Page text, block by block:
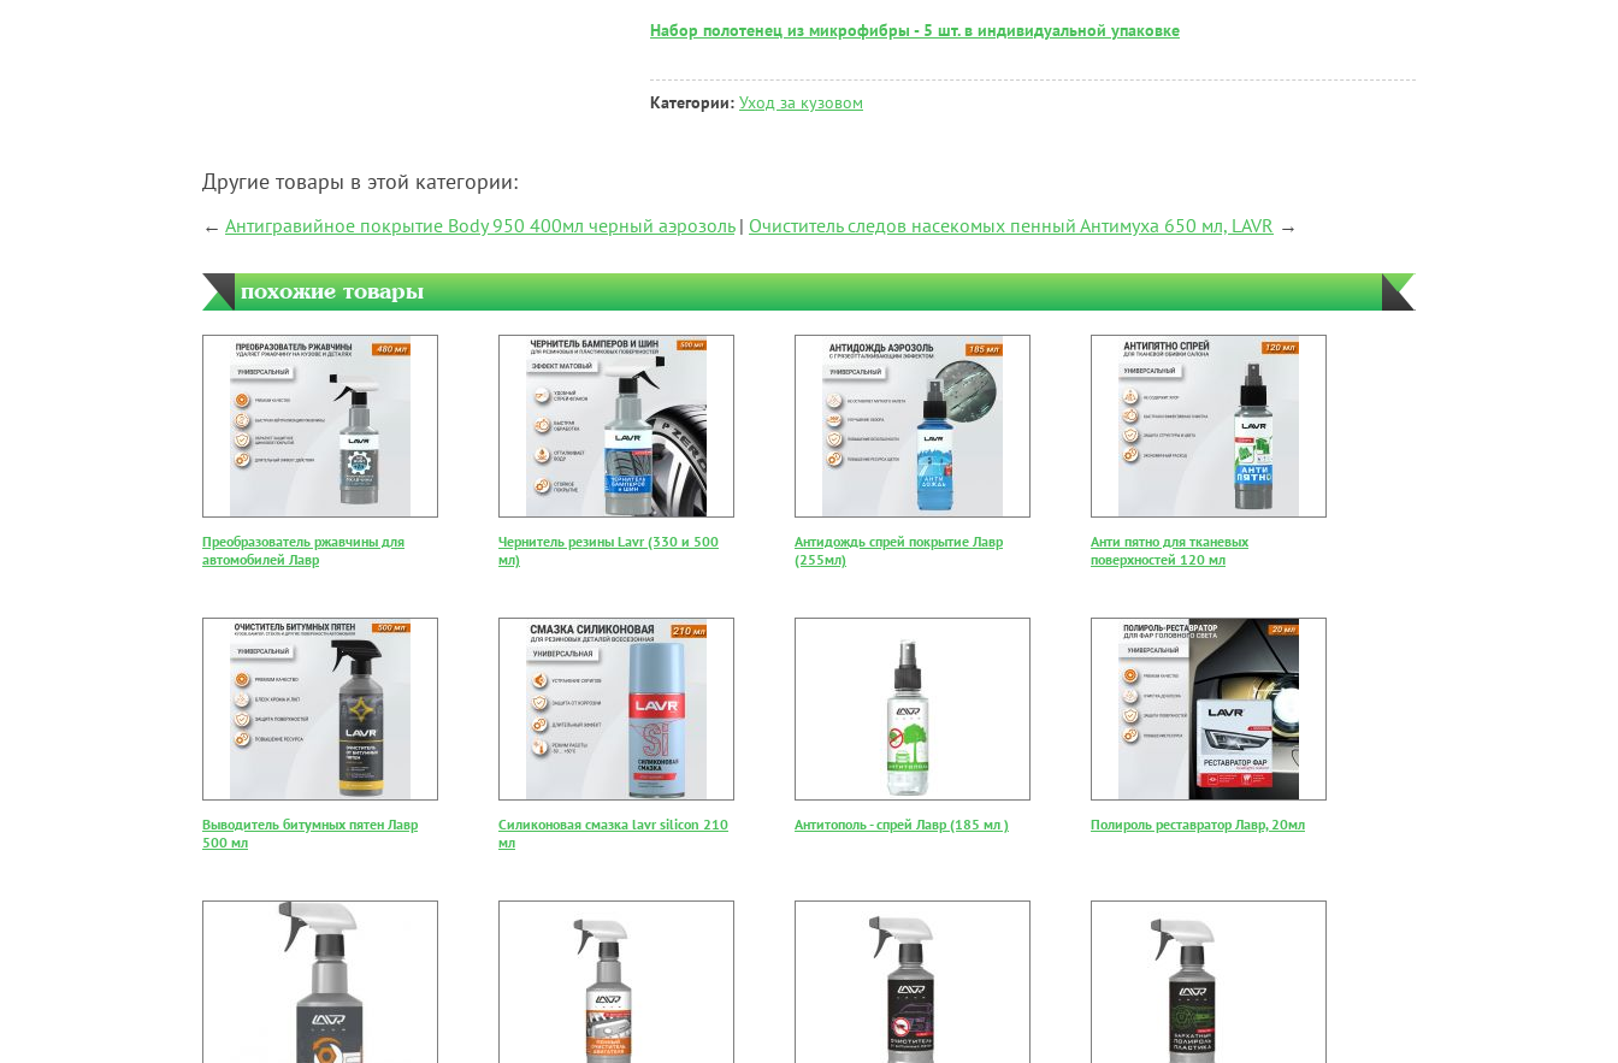
Набор полотенец из микрофибры - 5 шт. в индивидуальной упаковке
Категории: Уход за кузовом
Другие товары в этой категории:
← Антигравийное покрытие Body 950 400мл черный аэрозоль| Очиститель следов насекомых пенный Антимуха 650 мл, LAVR →
похожие товары
Преобразователь ржавчины для
автомобилей Лавр
Чернитель резины Lavr (330 и 500
мл)
Антидождь спрей покрытие Лавр
(255мл)
Анти пятно для тканевых
поверхностей 120 мл
Выводитель битумных пятен Лавр
500 мл
Силиконовая смазка lavr silicon 210
мл
Антитополь - спрей Лавр (185 мл ) Полироль реставратор Лавр, 20мл